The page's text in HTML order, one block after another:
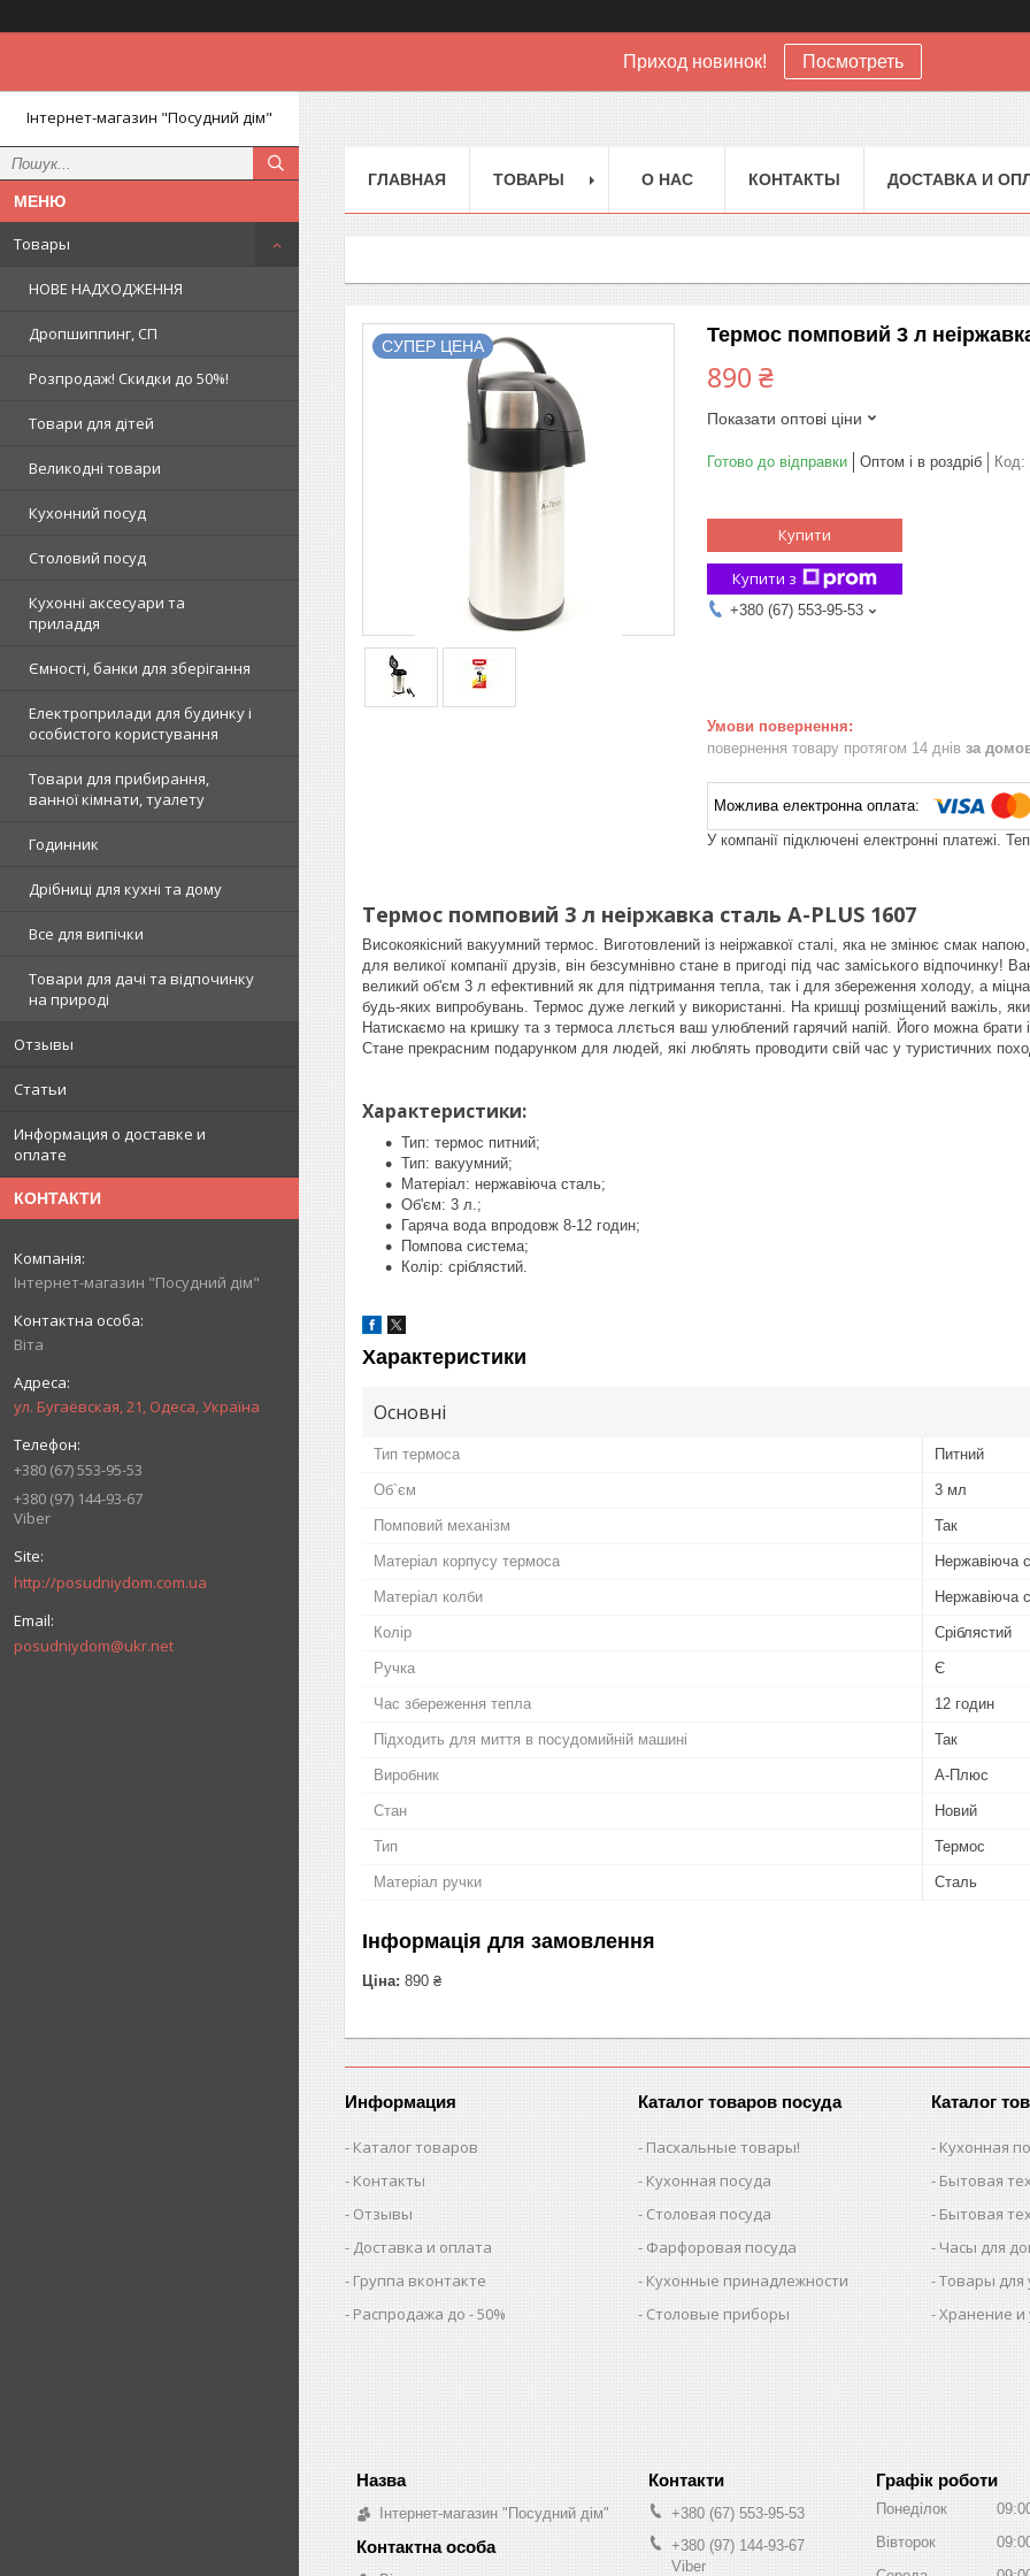
Приход новинок! Посмотреть
Інтернет-магазин "Посудний дім"
Товары
НОВЕ НАДХОДЖЕННЯ
Дропшиппинг, СП
Розпродаж! Скидки до 50%!
Товари для дітей
Великодні товари
Кухонний посуд
Столовий посуд
Кухонні аксесуари та
приладдя
Ємності, банки для зберігання
Електроприлади для будинку і
особистого користування
Товари для прибирання,
ванної кімнати, туалету
Годинник
Дрібниці для кухні та дому
Все для випічки
Товари для дачі та відпочинку
на природі
Отзывы
Статьи
Информация о доставке и
оплате
КОНТАКТИ
Інтернет-магазин "Посудний дім"
Віта
ул. Бугаёвская, 21, Одеса, Україна
+380 (67) 553-95-53
+380 (97) 144-93-67
Viber
http://posudniydom.com.ua
posudniydom@ukr.net
ГЛАВНАЯ ТОВАРЫ О НАС КОНТАКТЫ ДОСТАВКА И
СУПЕР ЦЕНА Термос помповий 3 л
890 ₴
Показати оптові ціни
Готово до відправки Оптом і в роздріб Код:
Купити
Купити з
+380 (67) 553-95-53
повернення товару протягом 14 днів за
У компанії підключені електронні платежі.
Термос помповий 3 л неіржавка сталь A-PLUS 1607
Високоякісний вакуумний термос. Виготовлений із неіржавкої сталі, яка не змінює смак
для великої компанії друзів, він безсумнівно стане в пригоді під час заміського
великий об'єм 3 л ефективний як для підтримання тепла, так і для збереження холоду, а міцна
будь-яких випробувань. Термос дуже легкий у використанні. На кришці розміщений важіль,
Натискаємо на кришку та з термоса ллється ваш улюблений гарячий напій. Його можна брати
Стане прекрасним подарунком для людей, які люблять проводити свій час у туристичних
Характеристики:
Тип: термос питний;
Тип: вакуумний;
Матеріал: нержавіюча сталь;
Об'єм: 3 л.;
Гаряча вода впродовж 8-12 годин;
Помпова система;
Колір: сріблястий.
Характеристики
Основні
Тип термоса Питний
Об`єм 3 мл
Помповий механізм Так
Матеріал корпусу термоса Нержавіюча
Матеріал колби Нержавіюча
Колір Сріблястий
Ручка Є
Час збереження тепла 12 годин
Підходить для миття в посудомийній машині Так
Виробник А-Плюс
Стан Новий
Тип Термос
Матеріал ручки Сталь
Інформація для замовлення
Ціна: 890 ₴
Информация
Каталог товаров
Контакты
Отзывы
Доставка и оплата
Группа вконтакте
Распродажа до - 50%
Каталог товаров посуда
Пасхальные товары!
Кухонная посуда
Столовая посуда
Фарфоровая посуда
Кухонные принадлежности
Столовые приборы
Каталог
Кухонная
Бытовая
Бытовая
Часы для
Товары для
Хранение и
Інтернет-магазин "Посудний дім"
+380 (67) 553-95-53
+380 (97) 144-93-67
Viber
Графік роботи
Понеділок
Вівторок